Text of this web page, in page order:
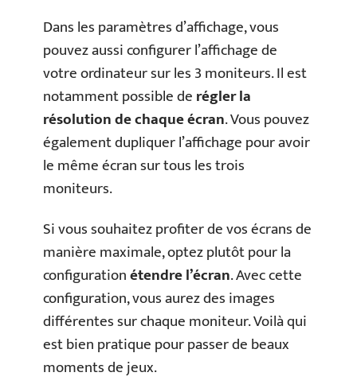
Dans les paramètres d’affichage, vous
pouvez aussi configurer l’affichage de
votre ordinateur sur les 3 moniteurs. Il est
notamment possible derégler la
résolution de chaque écran. Vous pouvez
également dupliquer l’affichage pour avoir
le même écran sur tous les trois
moniteurs.
Si vous souhaitez profiter de vos écrans de
manière maximale, optez plutôt pour la
configurationétendre l’écran. Avec cette
configuration, vous aurez des images
différentes sur chaque moniteur. Voilà qui
est bien pratique pour passer de beaux
moments de jeux.